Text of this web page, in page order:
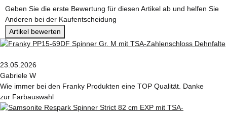
Geben Sie die erste Bewertung für diesen Artikel ab und helfen Sie
Anderen bei der Kaufentscheidung
Artikel bewerten
23.05.2026
Gabriele W
Wie immer bei den Franky Produkten eine TOP Qualität. Danke
zur Farbauswahl